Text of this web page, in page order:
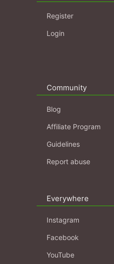
Register
Login
Community
Blog
Affiliate Program
Guidelines
Report abuse
Everywhere
Instagram
Facebook
YouTube